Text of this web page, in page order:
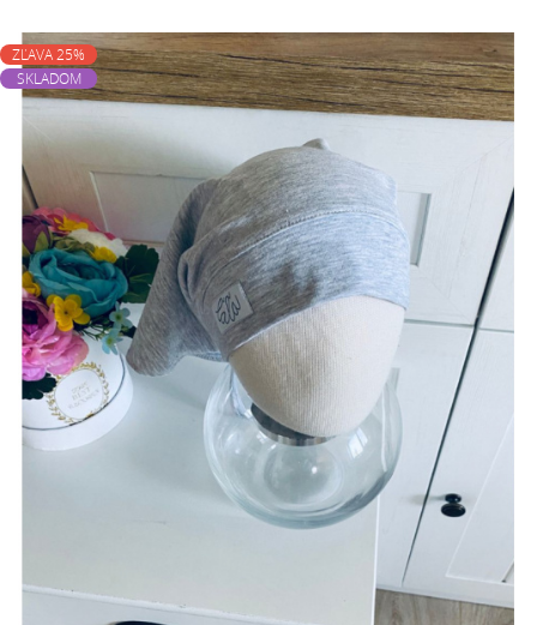
ZĽAVA 25%
SKLADOM